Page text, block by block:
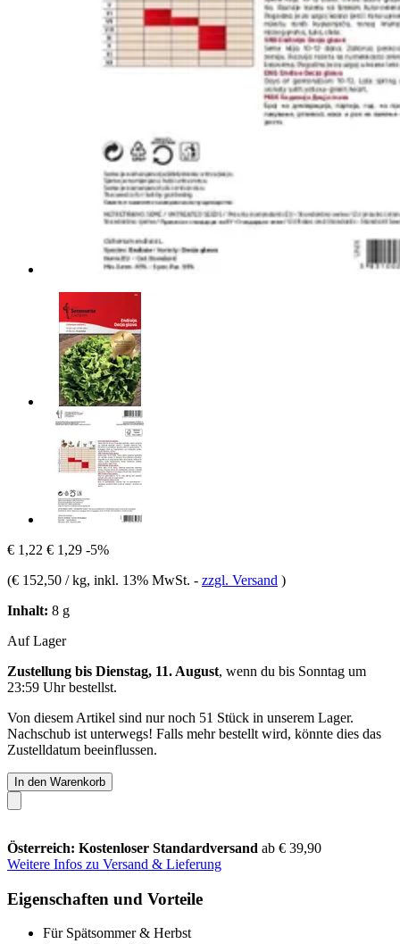
€ 1,22 € 1,29 -5%
(€ 152,50 / kg, inkl. 13% MwSt. - zzgl. Versand )
Inhalt: 8 g
Auf Lager
Zustellung bis Dienstag, 11. August, wenn du bis Sonntag um
23:59 Uhrbestellst.
Von diesem Artikel sind nur noch 51 Stück in unserem Lager.
Nachschub ist unterwegs! Falls mehr bestellt wird, könnte dies das
Zustelldatum beeinflussen.
In den Warenkorb
Österreich: Kostenloser Standardversand ab € 39,90
Weitere Infos zu Versand & Lieferung
Eigenschaften und Vorteile
Für Spätsommer & Herbst